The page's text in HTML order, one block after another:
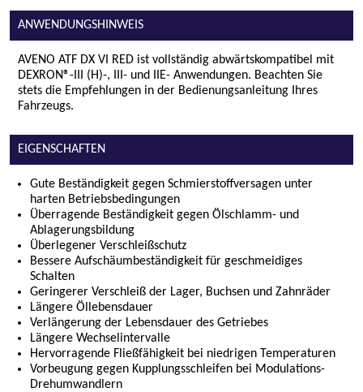
ANWENDUNGSHINWEIS
AVENO ATF DX VI RED ist vollständig abwärtskompatibel mit
DEXRON®-III (H)-, III- und IIE- Anwendungen. Beachten Sie
stets die Empfehlungen in der Bedienungsanleitung Ihres
Fahrzeugs.
EIGENSCHAFTEN
Gute Beständigkeit gegen Schmierstoffversagen unter
harten Betriebsbedingungen
Überragende Beständigkeit gegen Ölschlamm- und
Ablagerungsbildung
Überlegener Verschleißschutz
Bessere Aufschäumbeständigkeit für geschmeidiges
Schalten
Geringerer Verschleiß der Lager, Buchsen und Zahnräder
Längere Öllebensdauer
Verlängerung der Lebensdauer des Getriebes
Längere Wechselintervalle
Hervorragende Fließfähigkeit bei niedrigen Temperaturen
Vorbeugung gegen Kupplungsschleifen bei Modulations-
Drehumwandlern